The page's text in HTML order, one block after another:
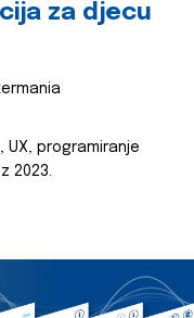
za djecu
programiranje
2023.